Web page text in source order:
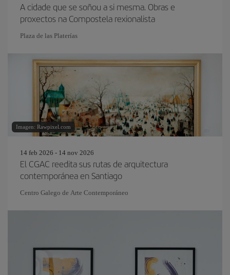
A cidade que se soñou a si mesma. Obras e
proxectos na Compostela rexionalista
Plaza de las Platerías
Imagen: Rawpixel.com
14 feb 2026 - 14 nov 2026
El CGAC reedita sus rutas de arquitectura
contemporánea en Santiago
Centro Galego de Arte Contemporáneo